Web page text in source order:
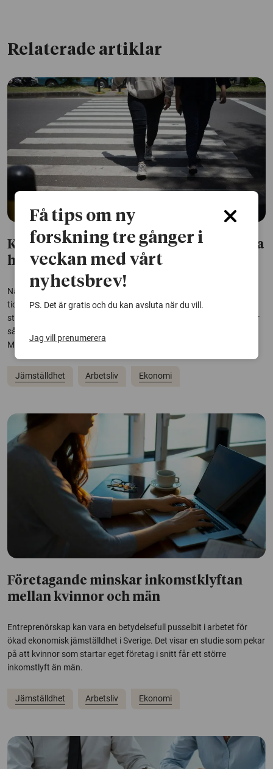
Relaterade artiklar
Könsskillnader i inkomst hos unga vuxna
har ökat över tid i Malmö
När forskare har följt Malmöbor födda i början av 1990-talet under
tio år har de sett att skillnader i inkomst mellan kvinnor och män är
stora och växande – oavsett utbildningsnivå. – Att skillnaderna var
så stora överraskade mig, säger Jonas Olofsson, professor vid
Malmö...
Jämställdhet Arbetsliv Ekonomi
Företagande minskar inkomstklyftan
mellan kvinnor och män
Entreprenörskap kan vara en betydelsefull pusselbit i arbetet för
ökad ekonomisk jämställdhet i Sverige. Det visar en studie som pekar
på att kvinnor som startar eget företag i snitt får ett större
inkomstlyft än män.
Jämställdhet Arbetsliv Ekonomi
Få tips om ny
forskning tre gånger i
veckan med vårt
nyhetsbrev!
PS. Det är gratis och du kan avsluta när du vill.
Jag vill prenumerera